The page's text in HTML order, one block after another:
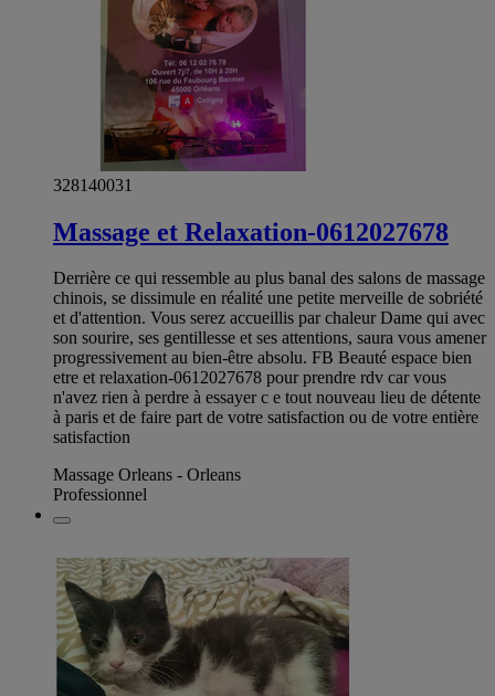
328140031
Massage et Relaxation-0612027678
Derrière ce qui ressemble au plus banal des salons de massage
chinois, se dissimule en réalité une petite merveille de sobriété
et d'attention. Vous serez accueillis par chaleur Dame qui avec
son sourire, ses gentillesse et ses attentions, saura vous amener
progressivement au bien-être absolu. FB Beauté espace bien
etre et relaxation-0612027678 pour prendre rdv car vous
n'avez rien à perdre à essayer c e tout nouveau lieu de détente
à paris et de faire part de votre satisfaction ou de votre entière
satisfaction
Massage Orleans - Orleans
Professionnel